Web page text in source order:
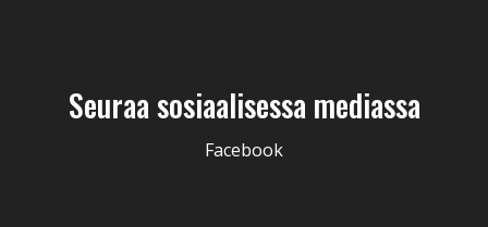
Seuraa sosiaalisessa mediassa
Facebook